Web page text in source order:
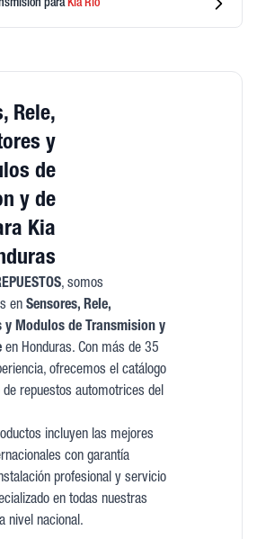
para KiaRio
Rele,
y
de
y de
Kia
, somos
en Sensores, Rele,
y Modulos de Transmision y
en Honduras. Con más de 35
ofrecemos el catálogo
repuestos automotrices del
incluyen las mejores
con garantía
profesional y servicio
en todas nuestras
nivel nacional.